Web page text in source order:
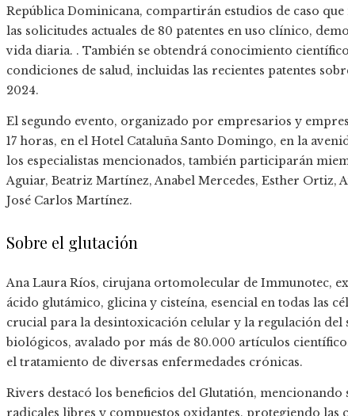
República Dominicana, compartirán estudios de caso
las solicitudes actuales de 80 patentes en uso clínico,
vida diaria. . También se obtendrá conocimiento
condiciones de salud, incluidas las recientes patentes
2024.
El segundo evento, organizado por empresarios y
17 horas, en el Hotel Cataluña Santo Domingo, en la
los especialistas mencionados, también participarán
Aguiar, Beatriz Martínez, Anabel Mercedes, Esther
José Carlos Martínez.
Sobre el glutación
Ana Laura Ríos, cirujana ortomolecular de Immunotec,
ácido glutámico, glicina y cisteína, esencial en todas las
crucial para la desintoxicación celular y la regulación
biológicos, avalado por más de 80.000 artículos
el tratamiento de diversas enfermedades crónicas.
Rivers destacó los beneficios del Glutatión,